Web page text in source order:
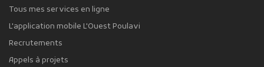
Tous mes services en ligne
L'application mobile L'Ouest Poulavi
Recrutements
Appels à projets